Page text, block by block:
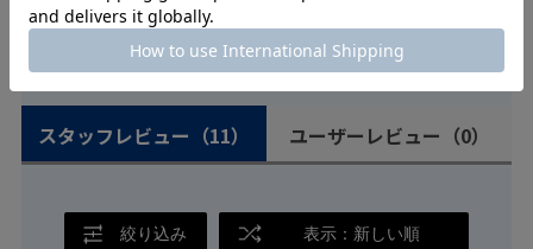
ユーザーレビュー
スタッフレビュー （11） ユーザーレビュー （0）
絞り込み 表示：新しい順